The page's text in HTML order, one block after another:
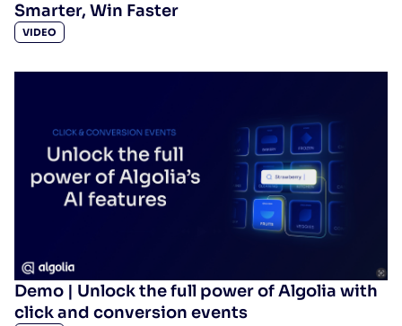
Smarter, Win Faster
VIDEO
Demo | Unlock the full power of Algolia with
click and conversion events